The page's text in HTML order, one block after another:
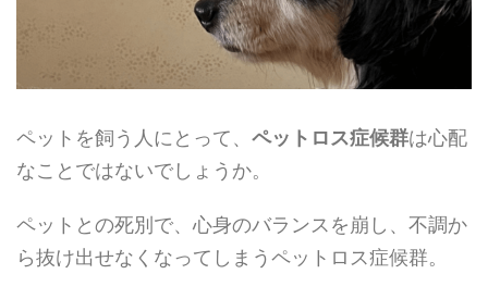
ペットを飼う人にとって、 ペットロス症候群は心配
なことではないでしょうか。
ペットとの死別で、心身のバランスを崩し、不調か
ら抜け出せなくなってしまうペットロス症候群。